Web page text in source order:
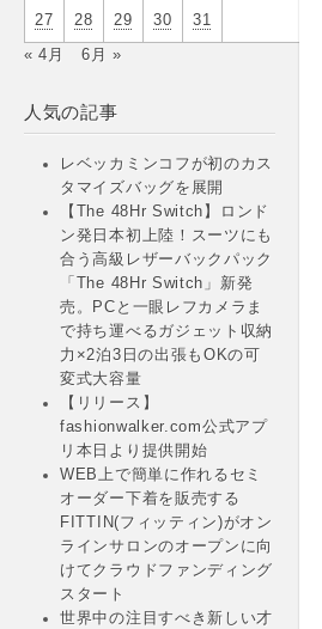
27 28 29 30 31
« 4月 6月 »
人気の記事
レベッカミンコフが初のカス
タマイズバッグを展開
【The 48Hr Switch】ロンド
ン発日本初上陸！スーツにも
合う高級レザーバックパック
「The 48Hr Switch」新発
売。PCと一眼レフカメラま
で持ち運べるガジェット収納
力×2泊3日の出張もOKの可
変式大容量
【リリース】
fashionwalker.com公式アプ
リ本日より提供開始
WEB上で簡単に作れるセミ
オーダー下着を販売する
FITTIN(フィッティン)がオン
ラインサロンのオープンに向
けてクラウドファンディング
スタート
世界中の注目すべき新しい才